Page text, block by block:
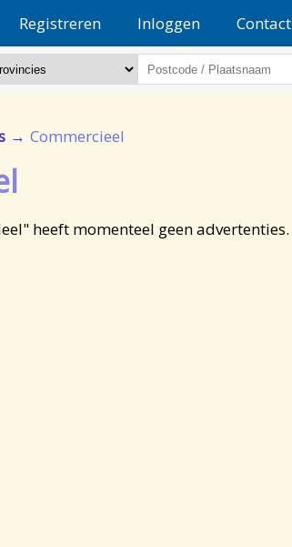
Registreren Inloggen Contact
Commercieel
heeft momenteel geen advertenties.